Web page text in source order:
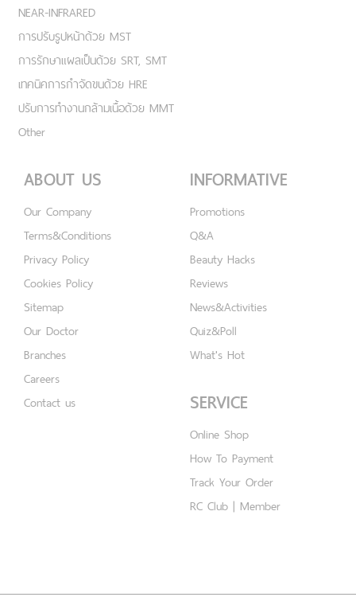
NEAR-INFRARED
การปรับรูปหน้าด้วย MST
การรักษาแผลเป็นด้วย SRT, SMT
เทคนิคการกำจัดขนด้วย HRE
ปรับการทำงานกล้ามเนื้อด้วย MMT
Other
ABOUT US
Our Company
Terms&Conditions
Privacy Policy
Cookies Policy
Sitemap
Our Doctor
Branches
Careers
Contact us
INFORMATIVE
Promotions
Q&A
Beauty Hacks
Reviews
News&Activities
Quiz&Poll
What's Hot
SERVICE
Online Shop
How To Payment
Track Your Order
RC Club | Member